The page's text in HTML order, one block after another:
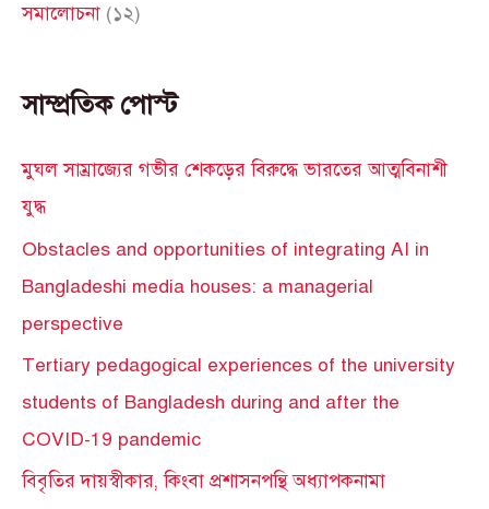
সমালোচনা (১২)
সাম্প্রতিক পোস্ট
মুঘল সাম্রাজ্যের গভীর শেকড়ের বিরুদ্ধে ভারতের আত্মবিনাশী
যুদ্ধ
Obstacles and opportunities of integrating AI in
Bangladeshi media houses: a managerial
perspective
Tertiary pedagogical experiences of the university
students of Bangladesh during and after the
COVID-19 pandemic
বিবৃতির দায়স্বীকার, কিংবা প্রশাসনপন্থি অধ্যাপকনামা